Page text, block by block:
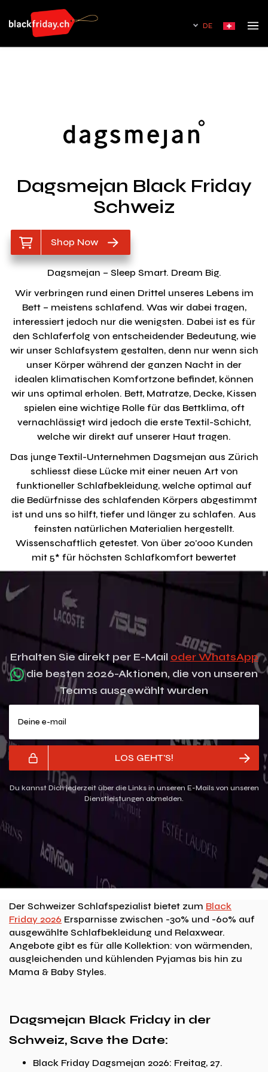
DE
Dagsmejan Black Friday
Schweiz
Shop Now
Dagsmejan – Sleep Smart. Dream Big.
Wir verbringen rund einen Drittel unseres Lebens im
Bett – meistens schlafend. Was wir dabei tragen,
interessiert jedoch nur die wenigsten. Dabei ist es für
den Schlaferfolg von entscheidender Bedeutung, wie
wir unser Schlafsystem gestalten, denn nur wenn sich
unser Körper während der ganzen Nacht in der
idealen klimatischen Komfortzone befindet, können
wir uns optimal erholen. Bett, Matratze, Decke, Kissen
spielen eine wichtige Rolle für das Bettklima, oft
vernachlässigt wird jedoch die erste Textil-Schicht,
welche wir direkt auf unserer Haut tragen.
Das junge Textil-Unternehmen Dagsmejan aus Zürich
schliesst diese Lücke mit einer neuen Art von
funktioneller Schlafbekleidung, welche optimal auf
die Bedürfnisse des schlafenden Körpers abgestimmt
ist und uns so hilft, tiefer und länger zu schlafen. Aus
feinsten natürlichen Materialien hergestellt.
Wissenschaftlich getestet. Von über 20'000 Kunden
mit 5* für höchsten Schlafkomfort bewertet
Erhalten Sie direkt per E-Mail oder WhatsApp
die besten 2026-Aktionen, die von unseren
Teams ausgewählt wurden
LOS GEHT'S!
Du kannst Dich jederzeit über die Links in unseren E-Mails von unseren
Dienstleistungen abmelden.
Der Schweizer Schlafspezialist bietet zum Black
Friday 2026 Ersparnisse zwischen -30% und -60% auf
ausgewählte Schlafbekleidung und Relaxwear.
Angebote gibt es für alle Kollektion: von wärmenden,
ausgleichenden und kühlenden Pyjamas bis hin zu
Mama & Baby Styles.
Dagsmejan Black Friday in der
Schweiz, Save the Date:
Black Friday Dagsmejan 2026: Freitag, 27.